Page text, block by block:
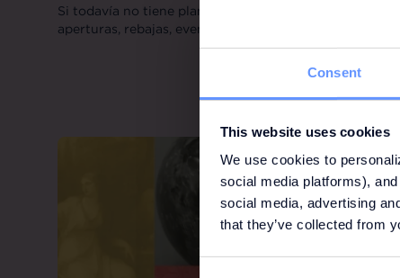
Consent
This website uses cookies
We use cookies to
social media platforms),
social media, advertising
that they’ve collected from
Consent
Si todavía no tiene planes para julio, está en el lugar
aperturas, rebajas, eventos y oportunidades.